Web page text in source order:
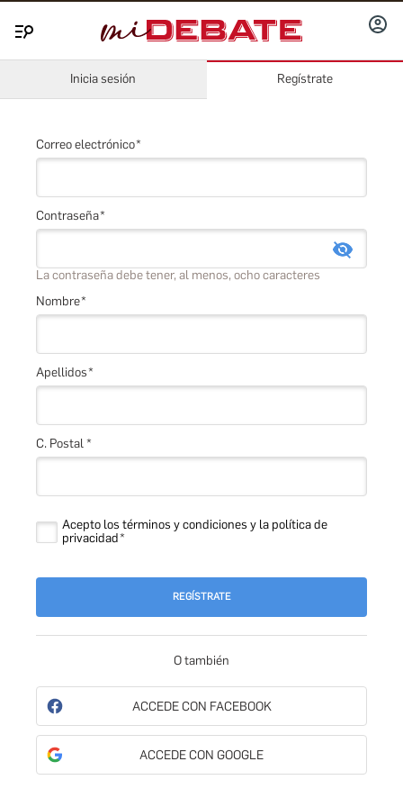
SESIÓN
Inicia sesión Regístrate
Correo electrónico
Contraseña
La contraseña debe tener, al menos, ocho caracteres
Nombre
Apellidos
C. Postal *
Acepto los términos y condiciones y la política de
privacidad
REGÍSTRATE
O también
ACCEDE CON FACEBOOK
ACCEDE CON GOOGLE